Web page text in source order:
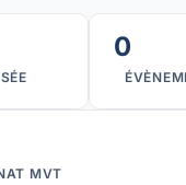
0
MVT